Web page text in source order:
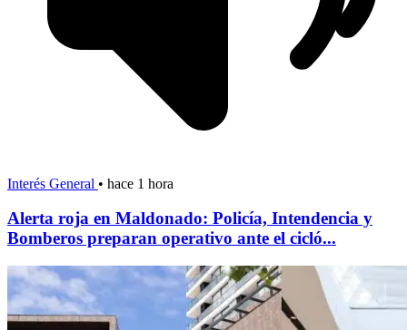
Interés General • hace 1 hora
Alerta roja en Maldonado: Policía, Intendencia y
Bomberos preparan operativo ante el cicló...